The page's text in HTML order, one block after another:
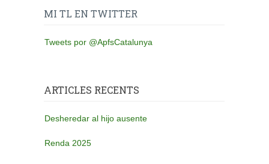
MI TL EN TWITTER
Tweets por @ApfsCatalunya
ARTICLES RECENTS
Desheredar al hijo ausente
Renda 2025